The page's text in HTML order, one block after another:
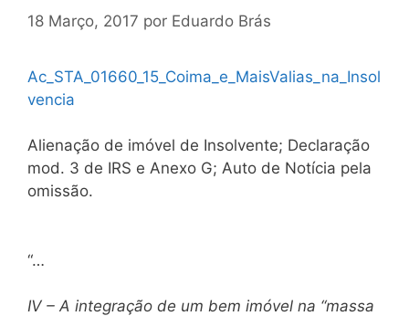
18 Março, 2017 por Eduardo Brás
Ac_STA_01660_15_Coima_e_MaisValias_na_Insol
vencia
Alienação de imóvel de Insolvente; Declaração
mod. 3 de IRS e Anexo G; Auto de Notícia pela
omissão.
“…
IV – A integração de um bem imóvel na “massa